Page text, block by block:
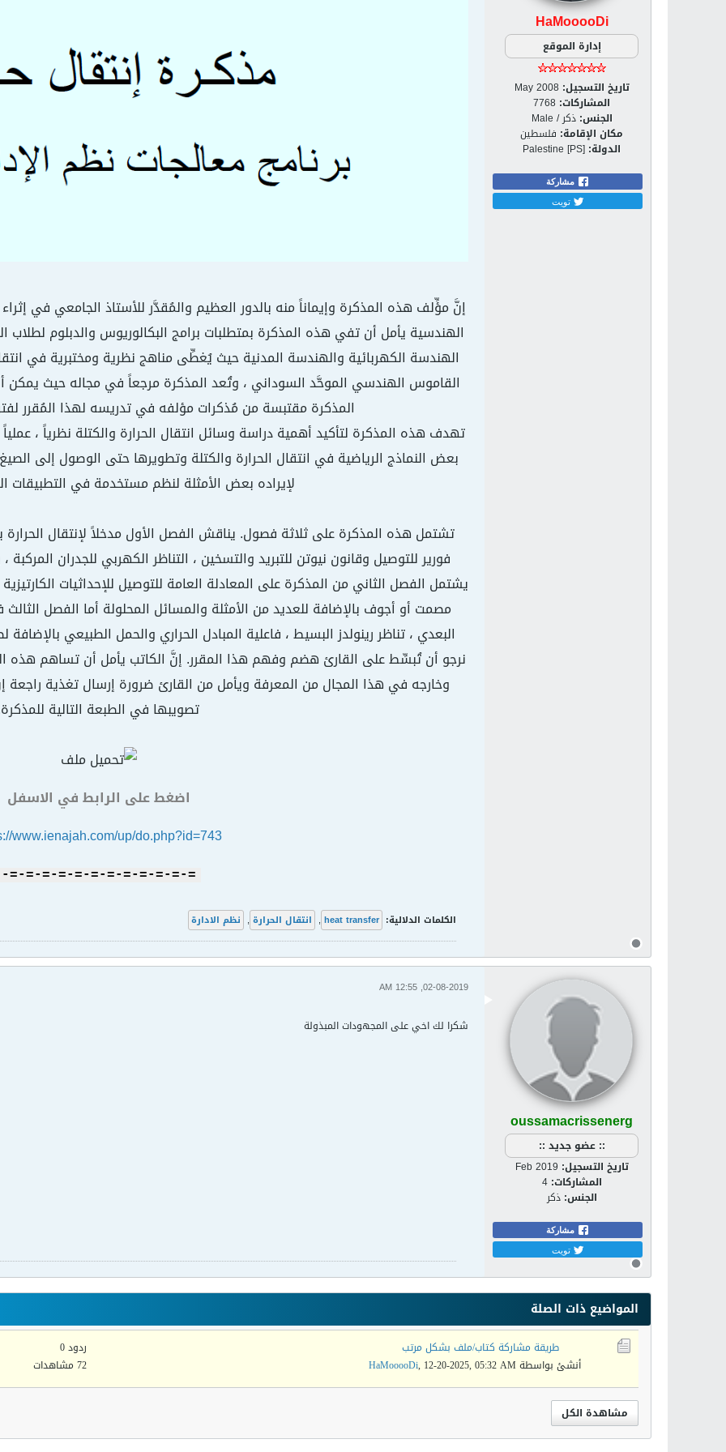
HaMooooDi
إدارة الموقع
تاريخ التسجيل: May 2008
المشاركات: 7768
الجنس: ذكر / Male
مكان الإقامة: فلسطين
الدولة: Palestine [PS]
مشاركة
تويت
إنَّ مؤِّلف هذه المذكرة وإيماناً منه بالدور العظيم والمُقدَّر للأستاذ الجامعي في
الهندسية يأمل أن تفي هذه المذكرة بمتطلبات برامج البكالوريوس والدبلوم لطلاب
الهندسة الكهربائية والهندسة المدنية حيث يُغطِّى مناهج نظرية ومختبرية في
القاموس الهندسي الموحَّد السوداني ، وتُعد المذكرة مرجعاً في مجاله حيث
المذكرة مقتبسة من مُذكرات مؤلفه في تدريسه لهذا المُقرر
تهدف هذه المذكرة لتأكيد أهمية دراسة وسائل انتقال الحرارة والكتلة نظرياً ،
بعض النماذج الرياضية في انتقال الحرارة والكتلة وتطويرها حتى الوصول إلى
لإيراده بعض الأمثلة لنظم مستخدمة في التطبيقات
تشتمل هذه المذكرة على ثلاثة فصول. يناقش الفصل الأول مدخلاً لإنتقال
فورير للتوصيل وقانون نيوتن للتبريد والتسخين ، التناظر الكهربي للجدران
يشتمل الفصل الثاني من المذكرة على المعادلة العامة للتوصيل للإحداثيات
مصمت أو أجوف بالإضافة للعديد من الأمثلة والمسائل المحلولة أما الفصل الثالث
البعدي ، تناظر رينولدز البسيط ، فاعلية المبادل الحراري والحمل الطبيعي
نرجو أن تُبسِّط على القارئ هضم وفهم هذا المقرر. إنَّ الكاتب يأمل أن تساهم هذه
وخارجه في هذا المجال من المعرفة ويأمل من القارئ ضرورة إرسال تغذية
تصويبها في الطبعة التالية
اضغط على الرابط في الاسفل
www.ienajah.com/up/do.php?id=743
=-=-=-=-=-=-=-=-=-=-=-=-
الكلمات الدلالية: heat transfer
, انتقال الحرارة , نظم الادارة
oussamacrissenerg
:: عضو جديد ::
تاريخ التسجيل: Feb 2019
المشاركات: 4
الجنس: ذكر
مشاركة
تويت
02-08-2019, 12:55 AM
شكرا لك اخي على المجهودات المبذولة
المواضيع ذات الصلة
طريقة مشاركة كتاب/ملف بشكل مرتب
أنشئ بواسطة
HaMooooDi, 12-20-2025, 05:32 AM
ردود 0
72 مشاهدات
مشاهدة الكل